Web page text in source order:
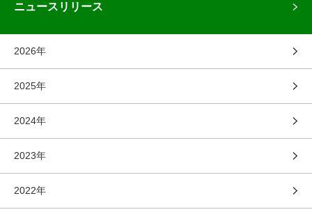
ニュースリリース
2026年
2025年
2024年
2023年
2022年